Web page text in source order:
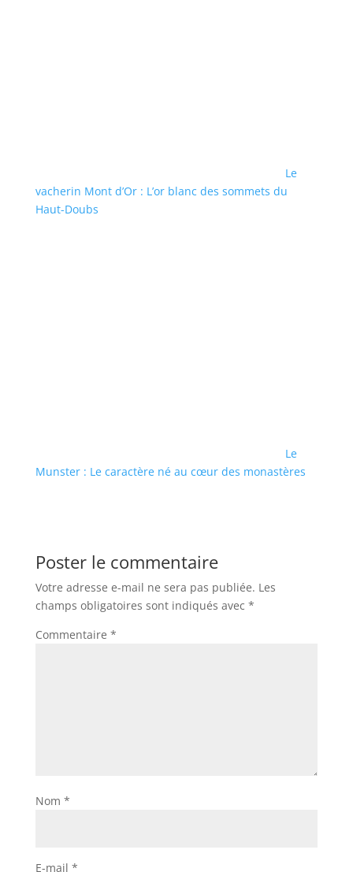
Le
vacherin Mont d’Or : L’or blanc des sommets du
Haut-Doubs
Le
Munster : Le caractère né au cœur des monastères
Poster le commentaire
Votre adresse e-mail ne sera pas publiée. Les
champs obligatoires sont indiqués avec *
Commentaire *
Nom *
E-mail *